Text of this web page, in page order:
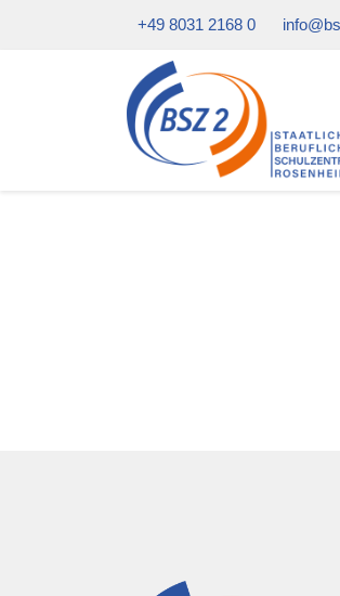
+49 8031 2168 0